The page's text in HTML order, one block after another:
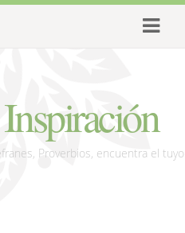
Proverbios, encuentra el tuyo